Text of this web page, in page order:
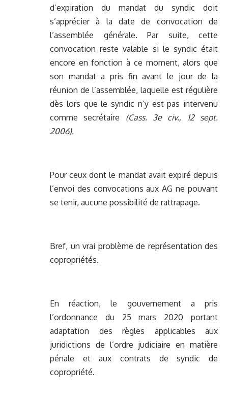
d’expiration du mandat du syndic doit
s’apprécier à la date de convocation de
l’assemblée générale. Par suite, cette
convocation reste valable si le syndic était
encore en fonction à ce moment, alors que
son mandat a pris fin avant le jour de la
réunion de l’assemblée, laquelle est régulière
dès lors que le syndic n’y est pas intervenu
comme secrétaire (Cass. 3e civ., 12 sept.
2006).
Pour ceux dont le mandat avait expiré depuis
l’envoi des convocations aux AG ne pouvant
se tenir, aucune possibilité de rattrapage.
Bref, un vrai problème de représentation des
copropriétés.
En réaction, le gouvernement a pris
l’ordonnance du 25 mars 2020 portant
adaptation des règles applicables aux
juridictions de l’ordre judiciaire en matière
pénale et aux contrats de syndic de
copropriété.